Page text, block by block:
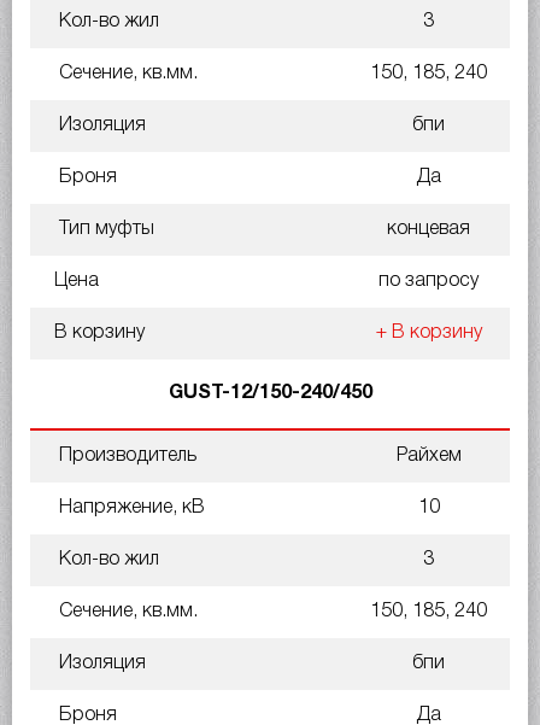
Кол-во жил 3
Сечение, кв.мм. 150, 185, 240
Изоляция бпи
Броня Да
Тип муфты концевая
Цена по запросу
В корзину + В корзину
GUST-12/150-240/450
Производитель Райхем
Напряжение, кВ 10
Кол-во жил 3
Сечение, кв.мм. 150, 185, 240
Изоляция бпи
Броня Да